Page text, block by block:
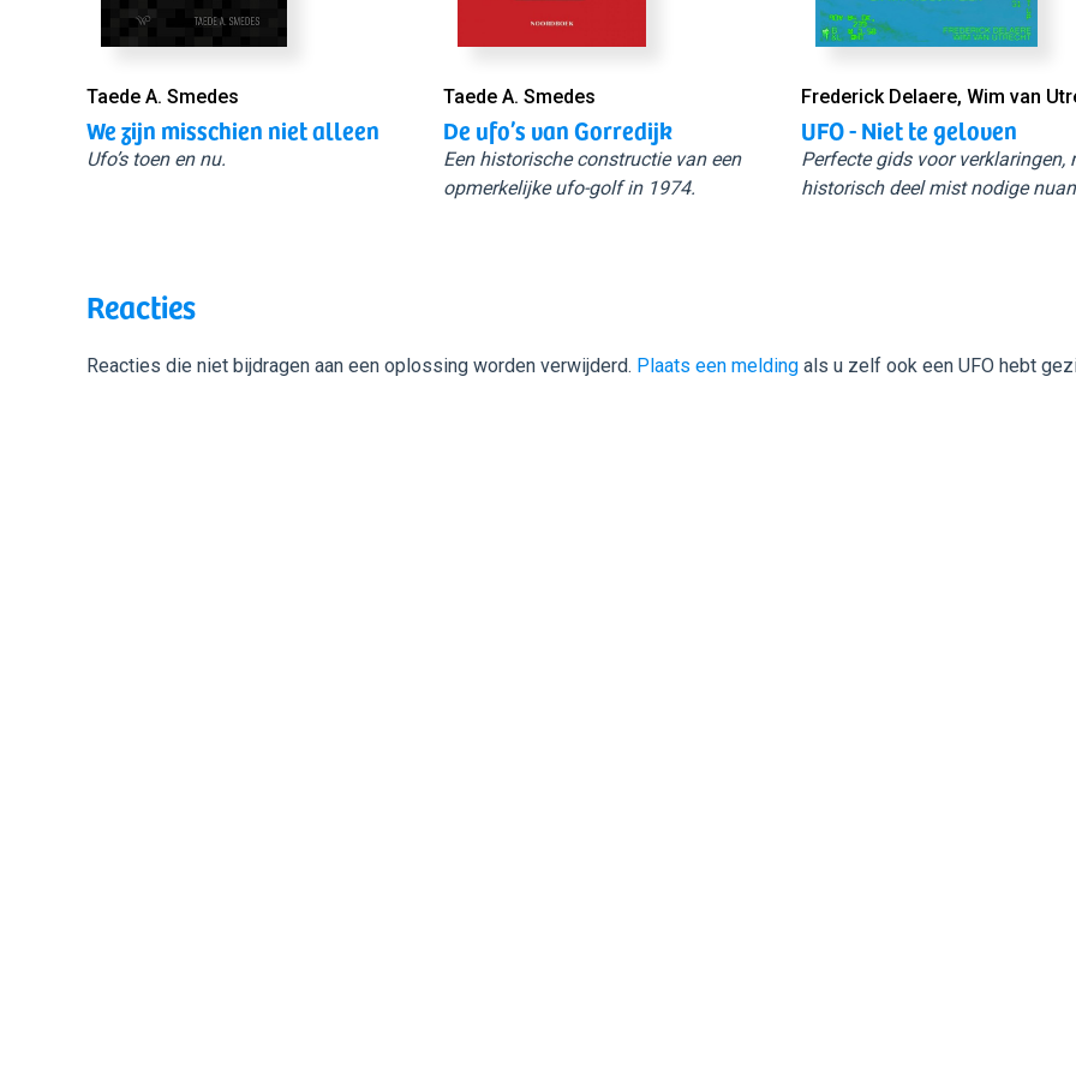
Taede A. Smedes
We zijn misschien niet alleen
Ufo’s toen en nu.
Taede A. Smedes
De ufo’s van Gorredijk
Een historische constructie van een
opmerkelijke ufo-golf in 1974.
Frederick Delaere, Wim van
UFO - Niet te geloven
Perfecte gids voor verklaringen,
historisch deel mist nodige
Reacties
Reacties die niet bijdragen aan een oplossing worden verwijderd. Plaats een melding als u zelf ook een UFO hebt